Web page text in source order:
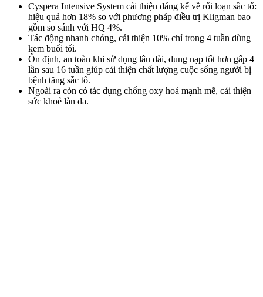
Cyspera Intensive System cải thiện đáng kể về rối loạn sắc tố:
hiệu quả hơn 18% so với phương pháp điều trị Kligman bao
gồm so sánh với HQ 4%.
Tác động nhanh chóng, cải thiện 10% chỉ trong 4 tuần dùng
kem buổi tối.
Ổn định, an toàn khi sử dụng lâu dài, dung nạp tốt hơn gấp 4
lần sau 16 tuần giúp cải thiện chất lượng cuộc sống người bị
bệnh tăng sắc tố.
Ngoài ra còn có tác dụng chống oxy hoá mạnh mẽ, cải thiện
sức khoẻ làn da.